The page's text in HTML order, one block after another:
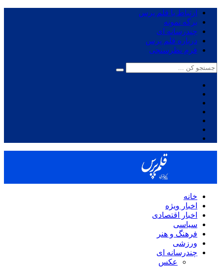
ارتباط با قلم پرس
برگه نمونه
چندرسانه ای
درباره قلم پرس
فرم نظرسنجی
خانه
اخبار ویژه
اخبار اقتصادی
سیاسی
فرهنگ و هنر
ورزشی
چندرسانه ای
عکس